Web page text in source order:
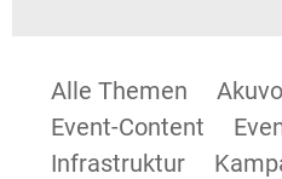
Alle Themen
Event-Content
Infrastruktur